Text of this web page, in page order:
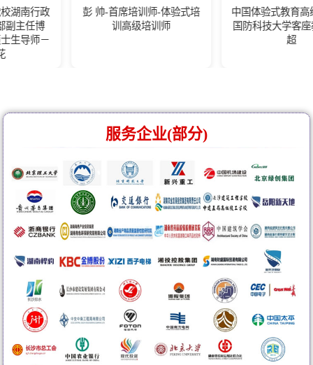
彭 帅-首席培训师-体验式培
训高级培训师
中国体验式教育高级培训师-
国防科技大学客座教练王佰
服务企业(部分)